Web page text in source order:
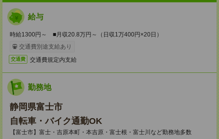
給与
時給1300円～ ■月収20.8万円～（日収1万400円×20日）
交通費別途支給あり
交通費 交通費規定内支給
勤務地
静岡県富士市
自転車・バイク通勤OK
【富士市】富士・吉原本町・本吉原・富士根・富士川など勤務地多数